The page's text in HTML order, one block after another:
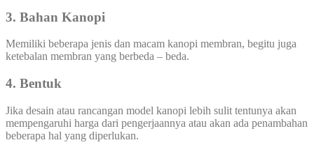
3. Bahan Kanopi
Memiliki beberapa jenis dan macam kanopi membran, begitu juga
ketebalan membran yang berbeda – beda.
4. Bentuk
Jika desain atau rancangan model kanopi lebih sulit tentunya akan
mempengaruhi harga dari pengerjaannya atau akan ada penambahan
beberapa hal yang diperlukan.